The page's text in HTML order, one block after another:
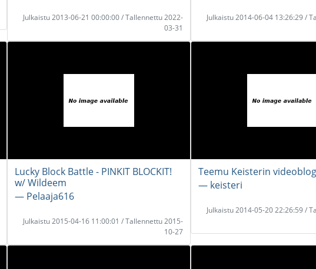
Julkaistu 2013-06-21 00:00:00 / Tallennettu 2022-
03-31
Julkaistu 2014-06-04 13:26:29 /
Lucky Block Battle - PINKIT BLOCKIT!
w/ Wildeem
― Pelaaja616
Julkaistu 2015-04-16 11:00:01 / Tallennettu 2015-
10-27
Teemu Keisterin
― keisteri
Julkaistu 2014-05-20 22:26:59 /